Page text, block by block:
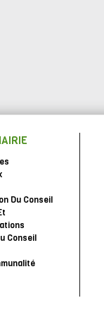
Du Conseil
Conseil